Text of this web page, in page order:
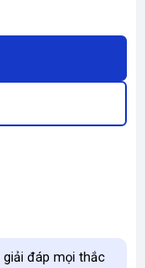
đáp mọi thắc